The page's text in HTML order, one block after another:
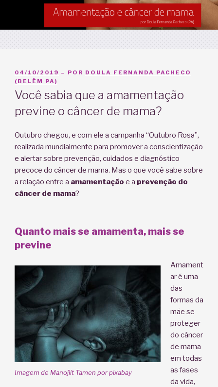
PUBLICADO
EM
04/10/2019 – POR DOULA FERNANDA PACHECO
(BELÉM PA)
Você sabia que a amamentação
previne o câncer de mama?
Outubro chegou, e com ele a campanha “Outubro Rosa”,
realizada mundialmente para promover a conscientização
e alertar sobre prevenção, cuidados e diagnóstico
precoce do câncer de mama. Mas o que você sabe sobre
a relação entre a amamentação e a prevenção do
câncer de mama?
Quanto mais se amamenta, mais se
previne
Imagem de Manojiit Tamen por pixabay
Amament
ar é uma
das
formas da
mãe se
proteger
do câncer
de mama
em todas
as fases
da vida,